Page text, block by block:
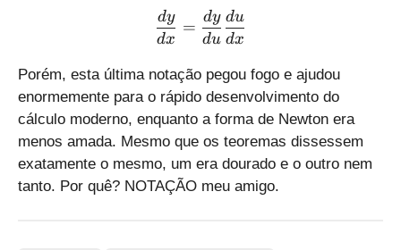
\
r
g
h
t
)
\
r
t
)
dx
dy
=
du
dy
dx
du
Porém, esta última notação pegou fogo e ajudou
enormemente para o rápido desenvolvimento do
cálculo moderno, enquanto a forma de Newton era
menos amada. Mesmo que os teoremas dissessem
exatamente o mesmo, um era dourado e o outro nem
tanto. Por quê? NOTAÇÃO meu amigo.